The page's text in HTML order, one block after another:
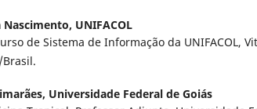
Nascimento, UNIFACOL
de Sistema de Informação da UNIFACOL,
Brasil.
Universidade Federal de Goiás